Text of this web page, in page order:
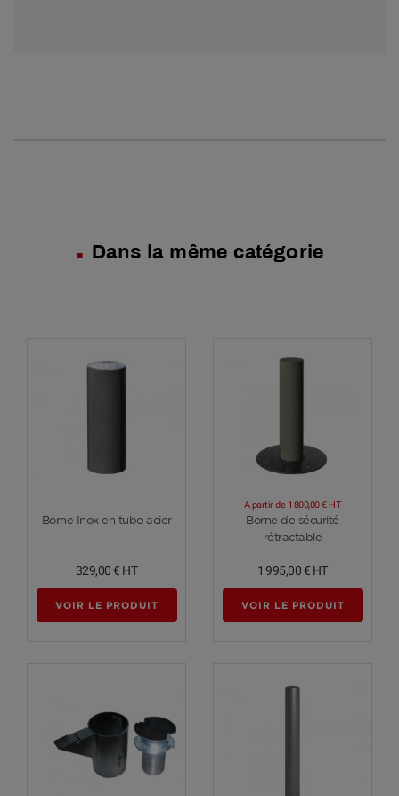
Dans la même catégorie
Voir plus
Borne Inox en tube acier
329,00 € HT
VOIR LE PRODUIT
Voir plus
Borne de sécurité
rétractable
A partir de 1 800,00 € HT
1 995,00 € HT
VOIR LE PRODUIT